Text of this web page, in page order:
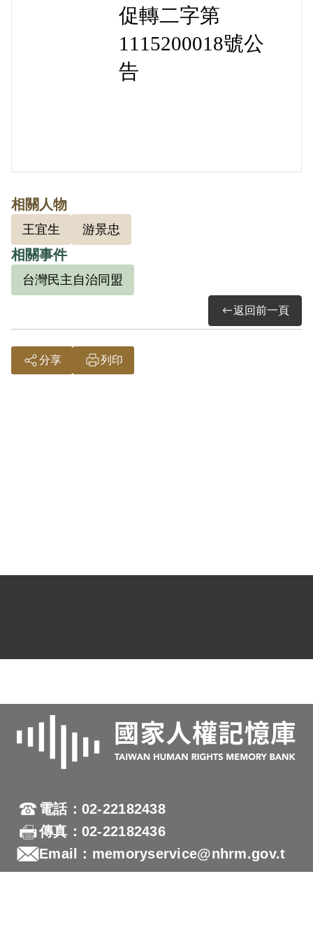
促轉二字第
1115200018號公
告
相關人物
王宜生 游景忠
相關事件
台灣民主自治同盟
返回前一頁
分享 列印
電話：02-22182438
傳真：02-22182436
Email：memoryservice@nhrm.gov.t
w